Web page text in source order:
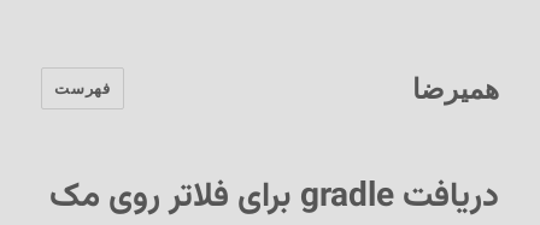
همیرضا فهرست
دریافت gradle برای فلاتر روی مک